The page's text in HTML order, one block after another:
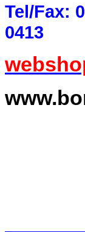
Tel/Fax:
0413